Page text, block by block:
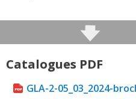
Catalogues PDF
GLA-2-05_03_2024-